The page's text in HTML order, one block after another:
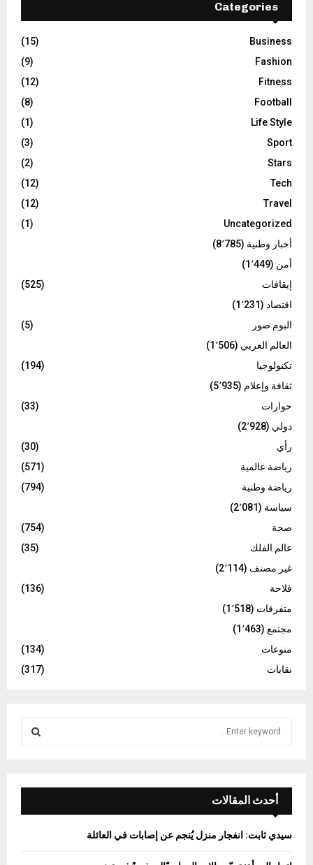
Categories
Business
(15)
Fashion
(9)
Fitness
(12)
Football
(8)
Life Style
(1)
Sport
(3)
Stars
(2)
Tech
(12)
Travel
(12)
Uncategorized
(1)
أخبار وطنية (8٬785)
أمن (1٬449)
إيقافات
(525)
اقتصاد (1٬231)
البوم صور
(5)
العالم العربي (1٬506)
تكنولوجيا
(194)
ثقافة وإعلام (5٬935)
حوارات
(33)
دولي (2٬928)
رأي
(30)
رياضة عالمية
(571)
رياضة وطنية
(794)
سياسة (2٬081)
صحة
(754)
عالم الفلك
(35)
غير مصنف (2٬114)
فلاحة
(136)
متفرقات (1٬518)
مجتمع (1٬463)
منوعات
(134)
نقابات
(317)
f
r
E
A
أحدث المقالات
سيدي ثابت: انفجار منزل يُنجم عن إصابات في العائلة